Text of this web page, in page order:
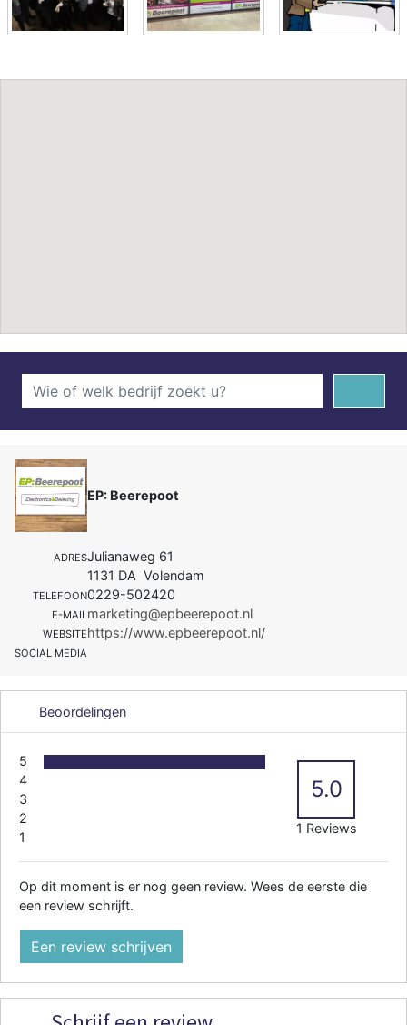
EP: Beerepoot
ADRESJulianaweg 61
1131 DA Volendam
TELEFOON0229-502420
E-MAILmarketing@epbeerepoot.nl
WEBSITEhttps://www.epbeerepoot.nl/
SOCIAL MEDIA
Beoordelingen
5
4
3
2
1
5.0
1 Reviews
Op dit moment is er nog geen review. Wees de eerste die
een review schrijft.
Een review schrijven